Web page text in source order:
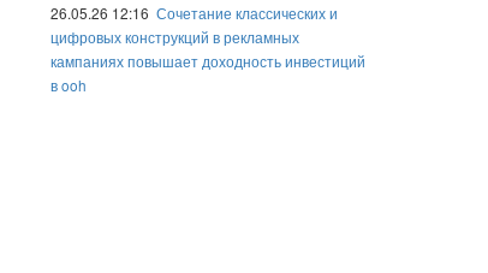
26.05.26 12:16 Сочетание классических и
цифровых конструкций в рекламных
кампаниях повышает доходность инвестиций
в ooh